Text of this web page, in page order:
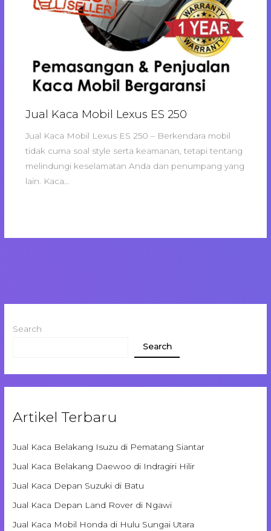
Jual Kaca Mobil Lexus ES 250
Jual Kaca Mobil Lexus ES 250 – Berkendara mobil
tidak cuma soal style serta keamanan, tetapi tentang
melindungi keselamatan Anda dan penumpang yang
lain. Kaca…
Search
Search
Artikel Terbaru
Jual Kaca Belakang Isuzu di Pematang Siantar
Jual Kaca Belakang Daewoo di Indragiri Hilir
Jual Kaca Depan Suzuki di Batu
Jual Kaca Depan Land Rover di Ngawi
Jual Kaca Mobil Honda di Hulu Sungai Utara